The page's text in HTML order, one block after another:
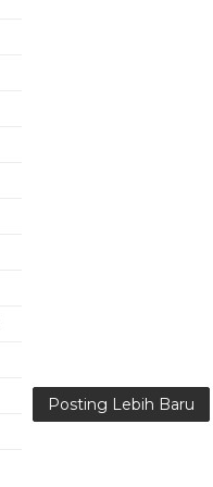
Posting Lebih Baru